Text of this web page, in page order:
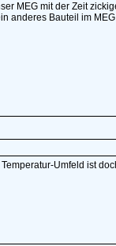
MEG mit der Zeit
anderes Bauteil im
Umfeld ist